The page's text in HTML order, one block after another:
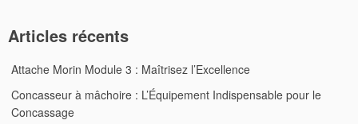
Articles récents
Attache Morin Module 3 : Maîtrisez l’Excellence
Concasseur à mâchoire : L’Équipement Indispensable pour le
Concassage